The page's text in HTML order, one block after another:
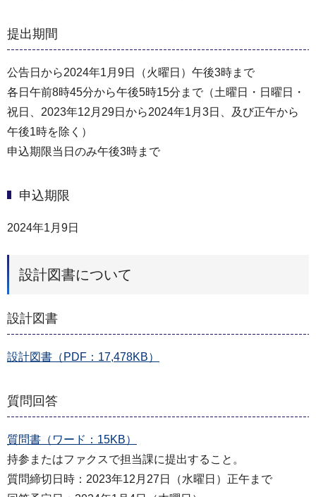
提出期間
公告日から2024年1月9日（火曜日）午後3時まで
各日午前8時45分から午後5時15分まで（⼟曜日・⽇曜日・
祝⽇、2023年12⽉29⽇から2024年1⽉3⽇、及び正午から
午後1時を除く）
申込期限当日のみ午後3時まで
申込期限
2024年1月9日
設計図書について
設計図書
設計図書（PDF：17,478KB）
質問回答
質問書（ワード：15KB）
持参またはファクスで担当課に提出すること。
質問締切日時：2023年12月27日（水曜日）正午まで